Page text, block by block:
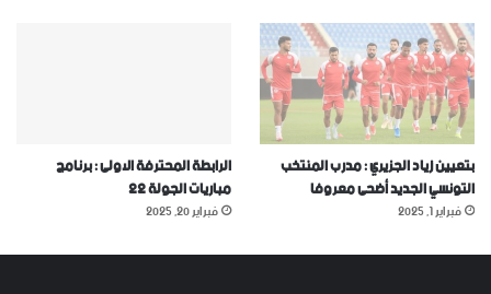
بتعيين زياد الجزيري : مدرب المنتخب
التونسي الجديد أضحى معروفا
فبراير 1, 2025
الرابطة المحترفة الاولى : برنامج
مباريات الجولة 22
فبراير 20, 2025